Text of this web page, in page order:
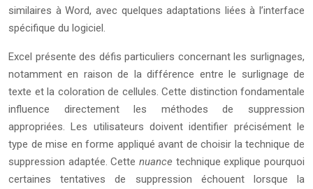
similaires à Word, avec quelques adaptations liées à l’interface
spécifique du logiciel.
Excel présente des défis particuliers concernant les surlignages,
notamment en raison de la différence entre le surlignage de
texte et la coloration de cellules. Cette distinction fondamentale
influence directement les méthodes de suppression
appropriées. Les utilisateurs doivent identifier précisément le
type de mise en forme appliqué avant de choisir la technique de
suppression adaptée. Cette nuance technique explique pourquoi
certaines tentatives de suppression échouent lorsque la